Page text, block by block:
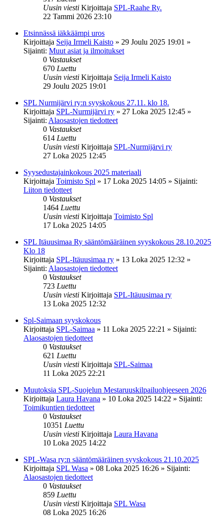
Uusin viesti Kirjoittaja SPL-Raahe Ry.
22 Tammi 2026 23:10
Etsinnässä iäkkäämpi uros
Kirjoittaja Seija Irmeli Kaisto » 29 Joulu 2025 19:01 »
Sijainti: Muut asiat ja ilmoitukset
0 Vastaukset
670 Luettu
Uusin viesti Kirjoittaja Seija Irmeli Kaisto
29 Joulu 2025 19:01
SPL Nurmijärvi ry:n syyskokous 27.11. klo 18.
Kirjoittaja SPL-Nurmijärvi ry » 27 Loka 2025 12:45 »
Sijainti: Alaosastojen tiedotteet
0 Vastaukset
614 Luettu
Uusin viesti Kirjoittaja SPL-Nurmijärvi ry
27 Loka 2025 12:45
Syysedustajainkokous 2025 materiaali
Kirjoittaja Toimisto Spl » 17 Loka 2025 14:05 » Sijainti:
Liiton tiedotteet
0 Vastaukset
1464 Luettu
Uusin viesti Kirjoittaja Toimisto Spl
17 Loka 2025 14:05
SPL Itäuusimaa Ry sääntömääräinen syyskokous 28.10.2025
Klo 18
Kirjoittaja SPL-Itäuusimaa ry » 13 Loka 2025 12:32 »
Sijainti: Alaosastojen tiedotteet
0 Vastaukset
723 Luettu
Uusin viesti Kirjoittaja SPL-Itäuusimaa ry
13 Loka 2025 12:32
Spl-Saimaan syyskokous
Kirjoittaja SPL-Saimaa » 11 Loka 2025 22:21 » Sijainti:
Alaosastojen tiedotteet
0 Vastaukset
621 Luettu
Uusin viesti Kirjoittaja SPL-Saimaa
11 Loka 2025 22:21
Muutoksia SPL-Suojelun Mestaruuskilpailuohjeeseen 2026
Kirjoittaja Laura Havana » 10 Loka 2025 14:22 » Sijainti:
Toimikuntien tiedotteet
0 Vastaukset
10351 Luettu
Uusin viesti Kirjoittaja Laura Havana
10 Loka 2025 14:22
SPL-Wasa ry:n sääntömääräinen syyskokous 21.10.2025
Kirjoittaja SPL Wasa » 08 Loka 2025 16:26 » Sijainti:
Alaosastojen tiedotteet
0 Vastaukset
859 Luettu
Uusin viesti Kirjoittaja SPL Wasa
08 Loka 2025 16:26